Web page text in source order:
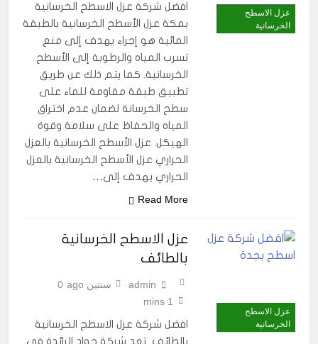
عزل الاسطح
الخرسانية
افضل شركة عزل الاسطح الخرسانية
بمكة عزل الأسطح الخرسانية بالطبقة
المائية هو إجراء يهدف إلى منع
تسرب المياه والرطوبة إلى الأسطح
الخرسانية. كما يتم ذلك عن طريق
تطبيق طبقة مقاومة للماء على
سطح الخرسانة لضمان عدم اختراق
المياه والحفاظ على سلامة وقوة
الهيكل. عزل الأسطح الخرسانية بالعزل
الحراري عزل الأسطح الخرسانية بالعزل
الحراري يهدف إلى…
Read More
عزل الاسطح
الخرسانية
عزل الاسطح الخرسانية
بالطائف
admin سنتين ago
0
1 mins
افضل شركة عزل الاسطح الخرسانية
بالطائف تعد شركة جواد الرائدة في